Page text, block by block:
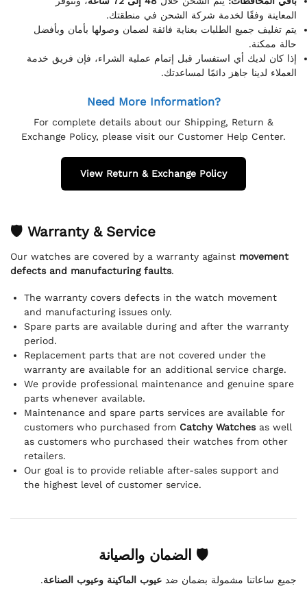
المعاينة وفقًا لخدمة شركة الشحن في منطقتك.
يتم تغليف جميع الطلبات بعناية فائقة لضمان وصولها بأمان وبأفضل
حالة ممكنة.
إذا كان لديك أي استفسار قبل إتمام عملية الشراء، فإن فريق خدمة
العملاء لدينا جاهز دائمًا لمساعدتك.
Need More Information?
For complete details about our Shipping, Return &
Exchange Policy, please visit our Customer Help Center.
View Return & Exchange Policy
🛡 Warranty & Service
Our watches are covered by a warranty against movement
defects and manufacturing faults.
The warranty covers defects in the watch movement
and manufacturing issues only.
Spare parts are available during and after the warranty
period.
Replacement parts that are not covered under the
warranty are available for an additional service charge.
We provide professional maintenance and genuine spare
parts whenever available.
Maintenance and spare parts services are available for
customers who purchased from Catchy Watchesas well
as customers who purchased their watches from other
retailers.
Our goal is to provide reliable after-sales support and
the highest level of customer service.
🛡 الضمان والصيانة
جميع ساعاتنا مشمولة بضمان ضد عيوب الماكينة وعيوب الصناعة.